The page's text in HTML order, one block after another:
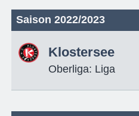
Saison 2022/2023
Klostersee
Oberliga: Liga